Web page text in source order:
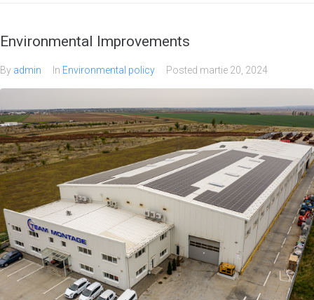
Environmental Improvements
By admin In Environmental policy Posted martie 20, 2024